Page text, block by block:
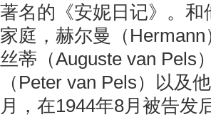
著名的《安妮日记》。
家庭，赫尔曼（
丝蒂（Auguste van Pels
（Peter van Pels）以及
月，在1944年8月被告发